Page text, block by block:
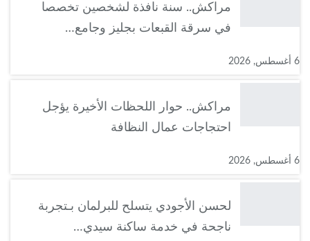
مراكش.. سنة نافذة لشخصين تخصصا
في سرقة القبعات بجليز وجامع…
6 أغسطس, 2026
مراكش.. حوار اللحظات الأخيرة يؤجل
احتجاجات عمال النظافة
6 أغسطس, 2026
لحسن الأجودي يتسلح للبرلمان بـتجربة
ناجحة في خدمة ساكنة سيدي…